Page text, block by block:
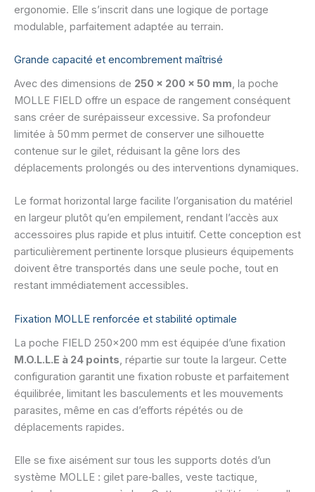
ergonomie. Elle s’inscrit dans une logique de portage
modulable, parfaitement adaptée au terrain.
Grande capacité et encombrement maîtrisé
Avec des dimensions de 250 × 200 × 50 mm, la poche
MOLLE FIELD offre un espace de rangement conséquent
sans créer de surépaisseur excessive. Sa profondeur
limitée à 50 mm permet de conserver une silhouette
contenue sur le gilet, réduisant la gêne lors des
déplacements prolongés ou des interventions dynamiques.
Le format horizontal large facilite l’organisation du matériel
en largeur plutôt qu’en empilement, rendant l’accès aux
accessoires plus rapide et plus intuitif. Cette conception est
particulièrement pertinente lorsque plusieurs équipements
doivent être transportés dans une seule poche, tout en
restant immédiatement accessibles.
Fixation MOLLE renforcée et stabilité optimale
La poche FIELD 250×200 mm est équipée d’une fixation
M.O.L.L.E à 24 points, répartie sur toute la largeur. Cette
configuration garantit une fixation robuste et parfaitement
équilibrée, limitant les basculements et les mouvements
parasites, même en cas d’efforts répétés ou de
déplacements rapides.
Elle se fixe aisément sur tous les supports dotés d’un
système MOLLE : gilet pare‑balles, veste tactique,